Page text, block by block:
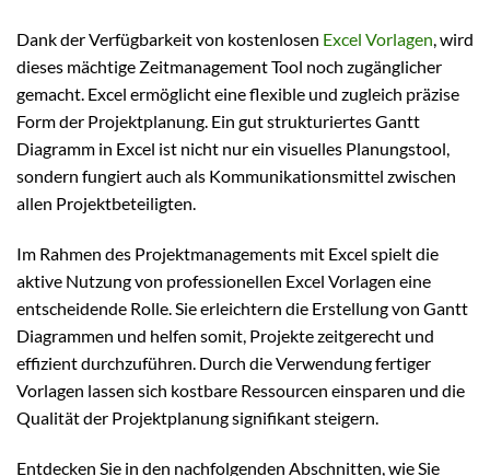
Dank der Verfügbarkeit von kostenlosen Excel Vorlagen, wird
dieses mächtige Zeitmanagement Tool noch zugänglicher
gemacht. Excel ermöglicht eine flexible und zugleich präzise
Form der Projektplanung. Ein gut strukturiertes Gantt
Diagramm in Excel ist nicht nur ein visuelles Planungstool,
sondern fungiert auch als Kommunikationsmittel zwischen
allen Projektbeteiligten.
Im Rahmen des Projektmanagements mit Excel spielt die
aktive Nutzung von professionellen Excel Vorlagen eine
entscheidende Rolle. Sie erleichtern die Erstellung von Gantt
Diagrammen und helfen somit, Projekte zeitgerecht und
effizient durchzuführen. Durch die Verwendung fertiger
Vorlagen lassen sich kostbare Ressourcen einsparen und die
Qualität der Projektplanung signifikant steigern.
Entdecken Sie in den nachfolgenden Abschnitten, wie Sie